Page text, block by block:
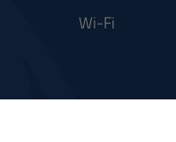
Wi-Fi